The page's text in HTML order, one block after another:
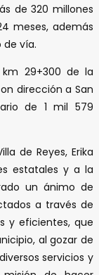
de 320 millones
meses, además
de vía.
29+300 de la
dirección a San
de 1 mil 579
de Reyes, Erika
estatales y a la
un ánimo de
a través de
y eficientes, que
al gozar de
servicios y